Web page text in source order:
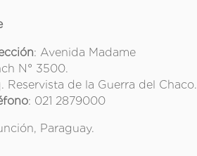
: Avenida Madame
N° 3500.
Reservista de la Guerra del Chaco.
: 021 2879000
Paraguay.